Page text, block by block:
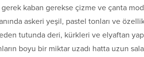
kaban gerekse çizme ve çanta
askeri yeşil, pastel tonları ve
tutunda deri, kürkleri ve elyaftan
boyu bir miktar uzadı hatta uzun